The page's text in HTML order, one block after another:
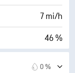
7 mi/h
46 %
0 %